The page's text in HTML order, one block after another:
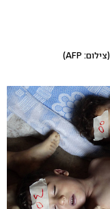
(צילום: AFP)